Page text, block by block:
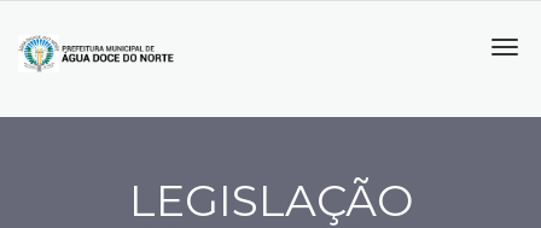
LEGISLAÇÃO